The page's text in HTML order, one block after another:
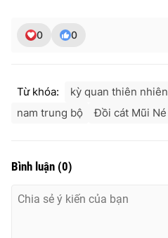
0 0
Từ khóa: kỳ quan thiên nhiên
nam trung bộ
Đồi cát Mũi Né
Bình luận (0)